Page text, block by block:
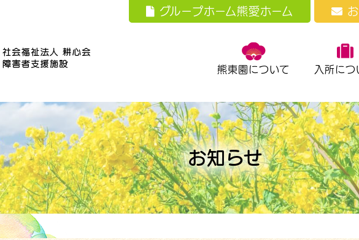
グループホーム熊愛ホーム
熊東園について 入所につ
お知らせ